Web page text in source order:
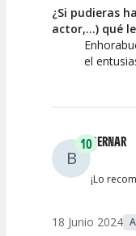
¿Si pudieras
actor,...) qué
el
B
10BERNAR
¡Lo
18 Junio 2024